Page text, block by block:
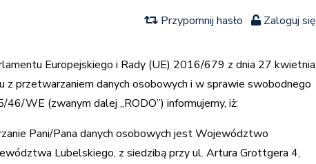
Przypomnij hasło Zaloguj się
Europejskiego i Rady (UE) 2016/679 z dnia 27 kwietnia
przetwarzaniem danych osobowych i w sprawie swobodnego
WE (zwanym dalej „RODO”) informujemy, iż:
Pani/Pana danych osobowych jest Województwo
Lubelskiego, z siedzibą przy ul. Artura Grottgera 4,